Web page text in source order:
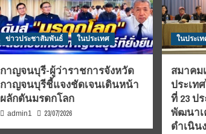
ข่าวประชาสัมพันธ์ ในประเทศ
กาญจนบุรี-ผู้ว่าราชการจังหวัด
กาญจนบุรีชี้แจงชัดเจนเดินหน้า
ผลักดันมรดกโลก
admin1 23/07/2026
ในประเ
สมาคม
ประเท
ที่ 23 ป
พัฒนาเ
ดำเนิ